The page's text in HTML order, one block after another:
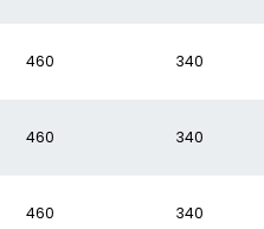
460 340
460 340
460 340